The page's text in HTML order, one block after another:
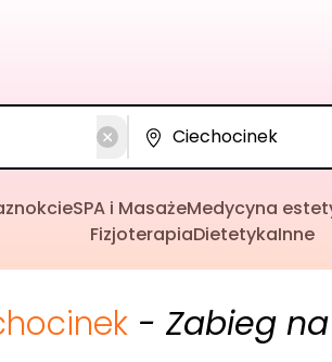
SPA i MasażeMedycyna
FizjoterapiaDietetykaInne
- Zabieg